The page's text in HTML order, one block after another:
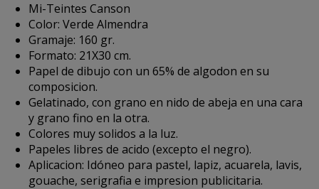
Mi-Teintes Canson
Color: Verde Almendra
Gramaje: 160 gr.
Formato: 21X30 cm.
Papel de dibujo con un 65% de algodon en su
composicion.
Gelatinado, con grano en nido de abeja en una cara
y grano fino en la otra.
Colores muy solidos a la luz.
Papeles libres de acido (excepto el negro).
Aplicacion: Idóneo para pastel, lapiz, acuarela, lavis,
gouache, serigrafia e impresion publicitaria.